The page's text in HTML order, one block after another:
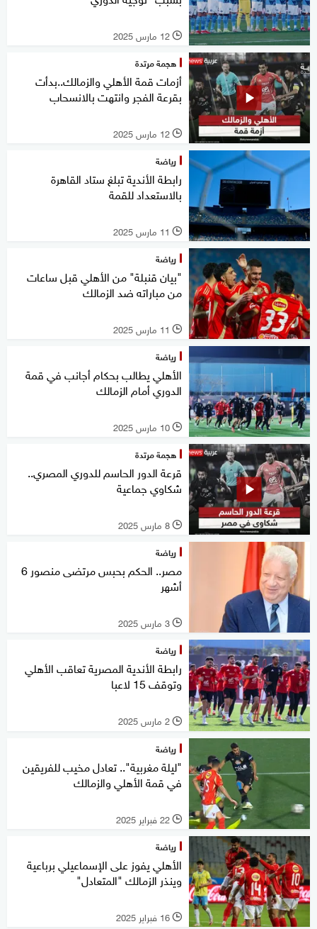
l 12 مارس 2025
هجمة مرتدة
أزمات قمة الأهلي والزمالك..بدأت
بقرعة الفجر وانتهت بالانسحاب
l 12 مارس 2025
رياضة
رابطة الأندية تبلغ ستاد القاهرة
بالاستعداد للقمة
l 11 مارس 2025
رياضة
"بيان قنبلة" من الأهلي قبل ساعات
من مباراته ضد الزمالك
l 11 مارس 2025
رياضة
الأهلي يطالب بحكام أجانب في قمة
الدوري أمام الزمالك
l 10 مارس 2025
هجمة مرتدة
قرعة الدور الحاسم للدوري المصري..
شكاوي جماعية
l 8 مارس 2025
رياضة
مصر.. الحكم بحبس مرتضى منصور 6
أشهر
l 3 مارس 2025
رياضة
رابطة الأندية المصرية تعاقب الأهلي
وتوقف 15 لاعبا
l 2 مارس 2025
رياضة
"ليلة مغربية".. تعادل مخيب للفريقين
في قمة الأهلي والزمالك
l 22 فبراير 2025
رياضة
الأهلي يفوز على الإسماعيلي برباعية
وينذر الزمالك "المتعادل"
l 16 فبراير 2025